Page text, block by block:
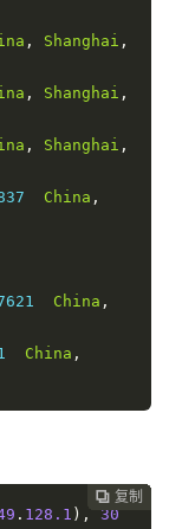
, Shanghai ,
, Shanghai ,
, Shanghai ,
China ,
China ,
China ,
 复制
 复制
 复制
 复制
 复制
 复制
 复制
 复制
 复制
 复制
. 128.1 ),
30